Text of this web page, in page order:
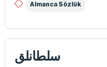
Almanca Sözlük
سلطانلق